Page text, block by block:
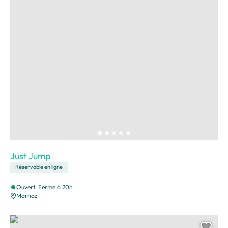
Just Jump
Réservable en ligne
Ouvert. Ferme à 20h
Marnaz
Laser Game Evolution – Scionzier, © Laser Game Evolution